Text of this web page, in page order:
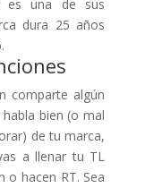
es una de sus
dura 25 años
comparte algún
bien (o mal
de tu marca,
a llenar tu TL
o hacen RT. Sea